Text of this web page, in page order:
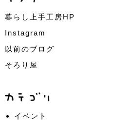
暮らし上手工房HP
Instagram
以前のブログ
そろり屋
イベント